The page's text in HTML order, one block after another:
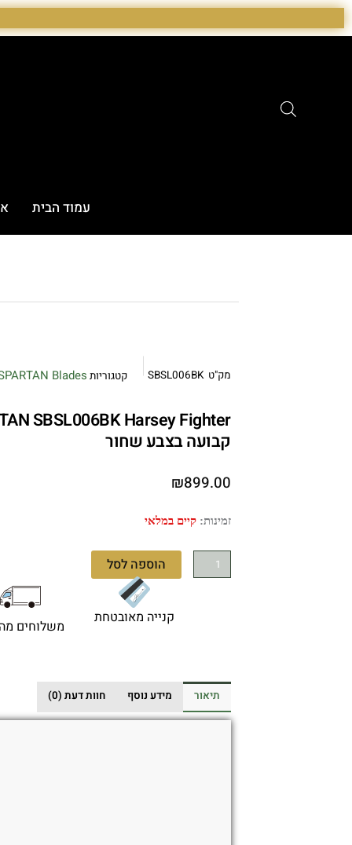
דילוג
לתוכן
עמוד הבית
מק"ט SBSL006BK קטגוריות Blades
קבועה בצבע שחור
₪899.00
זמינות: קיים במלאי
כמות
SPARTAN
SBSL006BK
קבועה
בצבע
שחור
הוספה לסל
קנייה מאובטחת משלוחים
תיאור מידע נוסף חוות דעת (0)